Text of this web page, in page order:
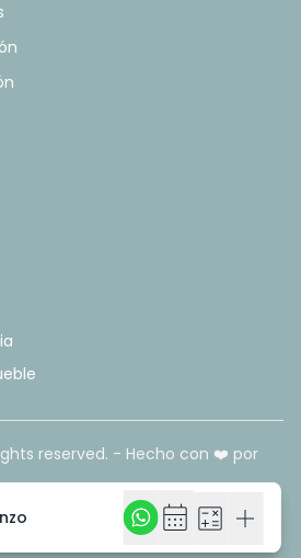
calendar_month calculate add
calendar_month calculate add
reserved. - Hecho con ❤️ por